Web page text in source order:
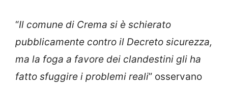
“Il comune di Crema si è schierato
pubblicamente contro il Decreto sicurezza,
ma la foga a favore dei clandestini gli ha
fatto sfuggire i problemi reali” osservano